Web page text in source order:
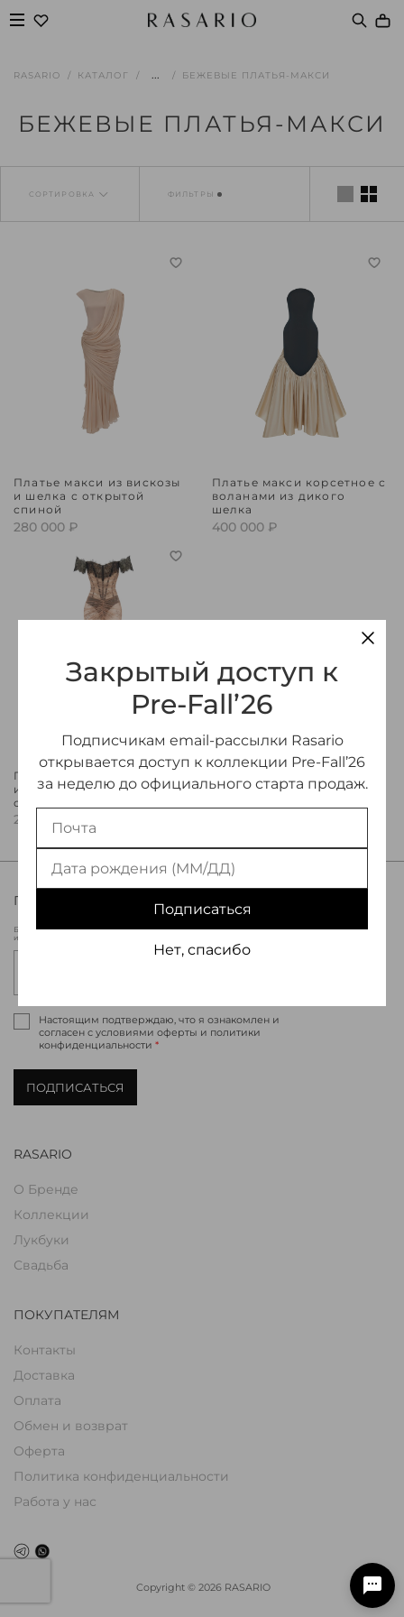
RASARIO КАТАЛОГ ... БЕЖЕВЫЕ ПЛАТЬЯ-МАКСИ
БЕЖЕВЫЕ ПЛАТЬЯ-МАКСИ
СОРТИРОВКА ФИЛЬТРЫ
Платье макси из вискозы
и шелка с открытой
спиной
280 000 ₽
Платье макси корсетное с
воланами из дикого
шелка
400 000 ₽
Платье макси корсетное
из кружева со
спущенными рукавами
250 000 ₽
RASARIO
О Бренде
Коллекции
Лукбуки
Свадьба
ПОКУПАТЕЛЯМ
Контакты
Доставка
Оплата
Обмен и возврат
Оферта
Политика конфиденциальности
Работа у нас
Copyright © 2026 RASARIO
ПРИСОЕДИНЯЙТЕСЬ К МИРУ RASARIO
Будьте в курсе новых коллекций Rasario, эксклюзивных мероприятий
и специальных предложений.
Настоящим подтверждаю, что я ознакомлен и
согласен с условиями оферты и политики
конфиденциальности *
ПОДПИСАТЬСЯ
Закрытый доступ к
Pre-Fall’26
Подписчикам email-рассылки Rasario
открывается доступ к коллекции Pre-Fall’26
за неделю до официального старта продаж.
Подписаться
Нет, спасибо